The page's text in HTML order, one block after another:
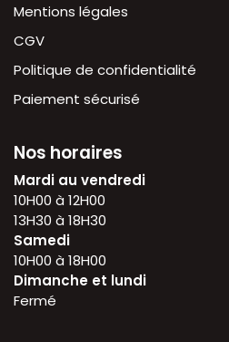
Mentions légales
CGV
Politique de confidentialité
Paiement sécurisé
Nos horaires
Mardi au vendredi
10H00 à 12H00
13H30 à 18H30
Samedi
10H00 à 18H00
Dimanche et lundi
Fermé